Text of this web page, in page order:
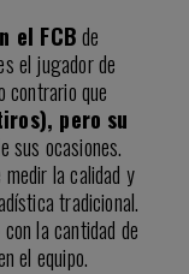
el FCBde
el jugador de
contrario que
pero su
sus ocasiones.
la calidad y
tradicional.
la cantidad de
el equipo.